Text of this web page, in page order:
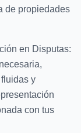
de propiedades
en Disputas:
y
con tus